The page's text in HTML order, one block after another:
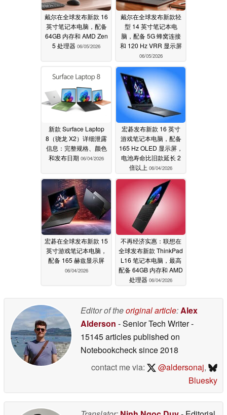
戴尔在全球发布新款 16
英寸笔记本电脑，配备
64GB 内存和 AMD Zen
5 处理器 06/05/2026
戴尔在全球发布新款轻
型 14 英寸笔记本电
脑，配备 5G 蜂窝连接
和 120 Hz VRR 显示屏
06/05/2026
新款 Surface Laptop
8（骁龙 X2）详细泄露
信息：完整规格、颜色
和发布日期 06/04/2026
宏碁发布新款 16 英寸
游戏笔记本电脑，配备
165 Hz OLED 显示屏，
电池寿命比旧款延长 2
倍以上 06/04/2026
宏碁在全球发布新款 15
英寸游戏笔记本电脑，
配备 165 赫兹显示屏
06/04/2026
不再经济实惠：联想在
全球发布新款 ThinkPad
L16 笔记本电脑，最高
配备 64GB 内存和 AMD
处理器 06/04/2026
Editor of theoriginal article:Alex
Alderson - Senior Tech Writer-
15145 articles published on
Notebookchecksince 2018
contact me via:
@aldersonaj,
Bluesky